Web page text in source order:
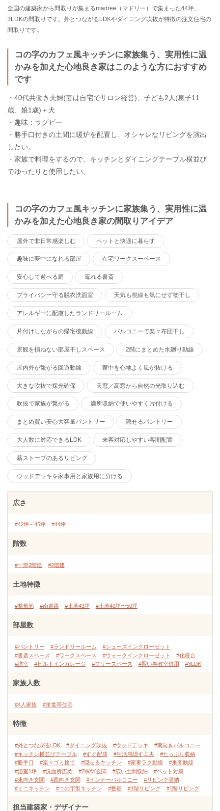
全国の建築家から間取りが集まるmadree（マドリー）で集まった44坪、
3LDKの間取りです。外とつながるLDKやダイニング吹抜が特徴の注文住宅の
間取りです。
コの字のカフェ風キッチンに家族集う、実用性に温
かみを加えた心地良き家はこのような方におすすめ
です
・40代共働き夫婦(妻は自宅でサロン経営)、子ども2人(息子11
歳、娘1歳)＋犬
・趣味：ラグビー
・勝手口付きの土間に暖炉を配置し、オシャレなリビングを演出
したい。
・家族で料理をするので、キッチンとダイニングテーブル横並び
でゆったりと使用したい。
コの字のカフェ風キッチンに家族集う、実用性に温
かみを加えた心地良き家の間取りアイデア
屋外で非日常感楽しむ ペットと快適に暮らす
趣味に夢中になれる部屋 在宅ワークスーペース
安心して遊べる庭 篭れる書斎
プライバシー守る脱衣洗面室 天気も視線も気にせず物干し
アレルギーに配慮したランドリールーム
片付けしながらの帰宅後動線 バルコニーで楽々布団干し
景観を損ねない部屋干しスペース 2階にまとめた水廻り動線
屋内外が繋がる回遊動線 家中を心地よく風が抜ける
大きな吹抜で採光確保 天窓／高窓から自然の光取り込む
吹抜で家族が繋がる 適所収納で使いやすく片付ける
まとめ買い安心大容量パントリー 隠せるパントリー
大人数に対応できるLDK 来客対応しやすい客間配置
薪ストーブのあるリビング
ウッドデッキを家事用と家族用に分ける
広さ
#42坪～45坪 #44坪
階数
#一部2階建 #2階建
土地特徴
#整形地 #南道路 #土地43坪 #土地40坪〜50坪
部屋数
#パントリー #ランドリールーム
#シューズインクローゼット
#書斎スペース
#ワークスペース #ウォークインクローゼット
#化粧台
#洋室
#ビルトインガレージ #フリースペース #習い事教室併用 #3LDK
家族人数
#4人家族 #単世帯住宅
特徴
#外とつながるLDK #ダイニング吹抜 #ウッドデッキ
#南向きバルコニー
#キッチン横並びテーブル
#すぐ配膳 #生活感隠す工夫
#たっぷり収納
#勝手口
#楽々ゴミ捨て #隠せるキッチン #家事ラク動線
#来客動線
#浴室1坪
#洗面所広め #2WAY玄関 #広い土間収納
#ペット対策
#東向き玄関
#西向き玄関 #インナーバルコニー
#リビング収納
#ミニキッチン
#コの字型キッチン #整形 #1階リビング #1階リビング
担当建築家・デザイナー